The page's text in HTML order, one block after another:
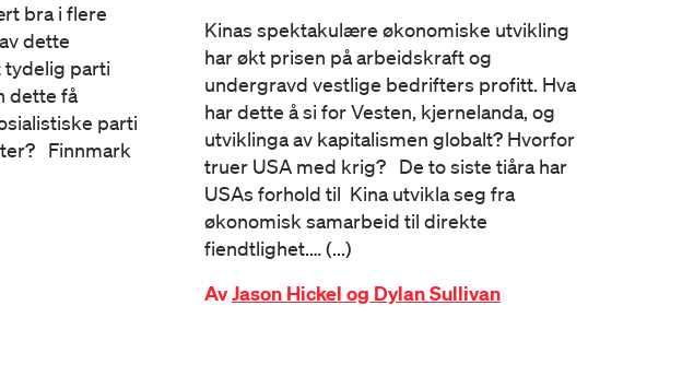
bra i flere
dette
tydelig parti
dette få
parti
Finnmark
Kinas spektakulære økonomiske utvikling
har økt prisen på arbeidskraft og
undergravd vestlige bedrifters profitt. Hva
har dette å si for Vesten, kjernelanda, og
utviklinga av kapitalismen globalt? Hvorfor
truer USA med krig? De to siste tiåra har
USAs forhold til Kina utvikla seg fra
økonomisk samarbeid til direkte
fiendtlighet.… (...)
AvJason Hickel og Dylan Sullivan